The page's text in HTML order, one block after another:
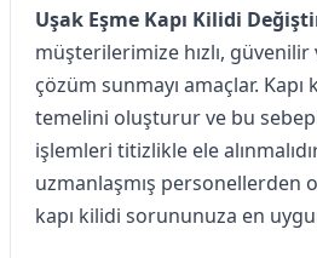
Uşak Eşme Kapı Kilidi
müşterilerimize hızlı,
çözüm sunmayı amaçlar.
temelini oluşturur ve bu
işlemleri titizlikle ele
uzmanlaşmış personellerden
kapı kilidi sorununuza en